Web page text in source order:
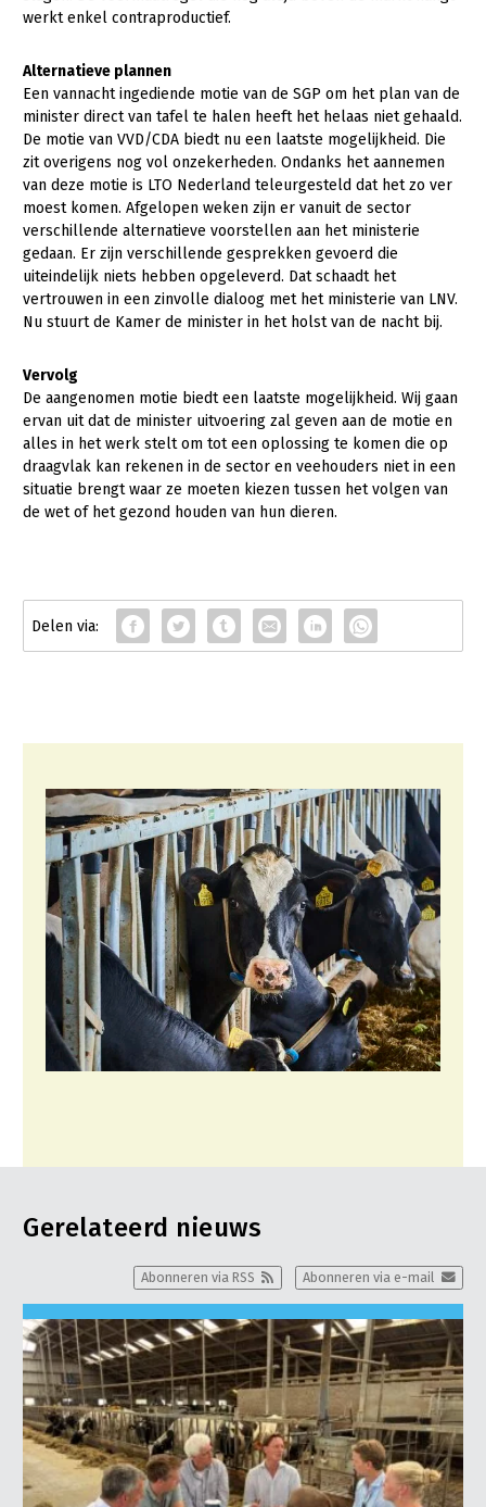
werkt enkel contraproductief.
Alternatieve plannen
Een vannacht ingediende motie van de SGP om het plan van de
minister direct van tafel te halen heeft het helaas niet gehaald.
De motie van VVD/CDA biedt nu een laatste mogelijkheid. Die
zit overigens nog vol onzekerheden. Ondanks het aannemen
van deze motie is LTO Nederland teleurgesteld dat het zo ver
moest komen. Afgelopen weken zijn er vanuit de sector
verschillende alternatieve voorstellen aan het ministerie
gedaan. Er zijn verschillende gesprekken gevoerd die
uiteindelijk niets hebben opgeleverd. Dat schaadt het
vertrouwen in een zinvolle dialoog met het ministerie van LNV.
Nu stuurt de Kamer de minister in het holst van de nacht bij.
Vervolg
De aangenomen motie biedt een laatste mogelijkheid. Wij gaan
ervan uit dat de minister uitvoering zal geven aan de motie en
alles in het werk stelt om tot een oplossing te komen die op
draagvlak kan rekenen in de sector en veehouders niet in een
situatie brengt waar ze moeten kiezen tussen het volgen van
de wet of het gezond houden van hun dieren.
Gerelateerd nieuws
Abonneren via e-mail
Abonneren via RSS